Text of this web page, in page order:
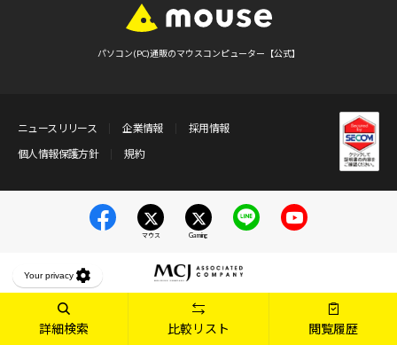
詳細検索 比較リスト 閲覧履歴
パソコン(PC)通販のマウスコンピューター【公式】
ニュースリリース 企業情報
採用情報
個人情報保護方針
規約
マウス Gaming